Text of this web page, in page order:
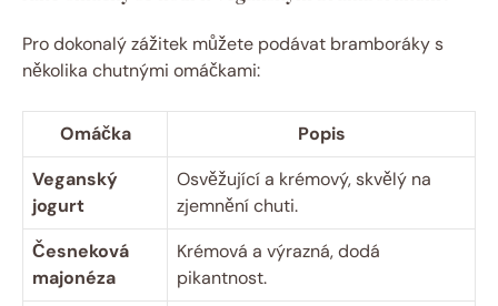
Pro dokonalý zážitek můžete podávat bramboráky s
několika chutnými omáčkami:
Omáčka
Popis
Veganský
jogurt
Osvěžující a krémový, skvělý na
zjemnění chuti.
Česneková
majonéza
Krémová a výrazná, dodá
pikantnost.